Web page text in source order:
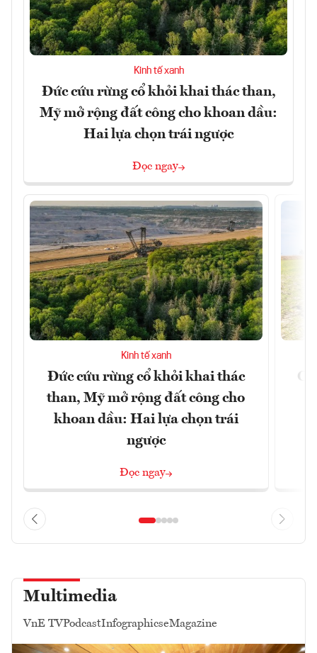
Kinh tế xanh
Đức cứu rừng cổ khỏi khai thác than,
Mỹ mở rộng đất công cho khoan dầu:
Hai lựa chọn trái ngược
Đọc ngay
Kinh tế xanh
Đức cứu rừng cổ khỏi khai thác
than, Mỹ mở rộng đất công cho
khoan dầu: Hai lựa chọn trái
ngược
Đọc ngay
Multimedia
VnE TVPodcastInfographicseMagazine